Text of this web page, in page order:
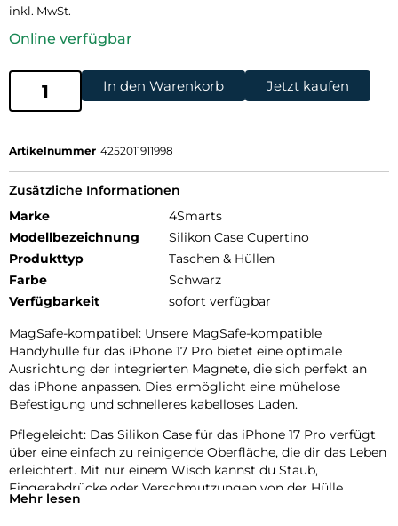
inkl. MwSt.
Online verfügbar
In den Warenkorb Jetzt kaufen
Artikelnummer 4252011911998
Zusätzliche Informationen
Marke
4Smarts
Modellbezeichnung
Silikon Case Cupertino
Produkttyp
Taschen & Hüllen
Farbe
Schwarz
Verfügbarkeit
sofort verfügbar
MagSafe-kompatibel: Unsere MagSafe-kompatible
Handyhülle für das iPhone 17 Pro bietet eine optimale
Ausrichtung der integrierten Magnete, die sich perfekt an
das iPhone anpassen. Dies ermöglicht eine mühelose
Befestigung und schnelleres kabelloses Laden.
Pflegeleicht: Das Silikon Case für das iPhone 17 Pro verfügt
über eine einfach zu reinigende Oberfläche, die dir das Leben
erleichtert. Mit nur einem Wisch kannst du Staub,
Fingerabdrücke oder Verschmutzungen von der Hülle
entfernen und sie wieder in neuem Glanz erstrahlen lassen.
Mehr lesen